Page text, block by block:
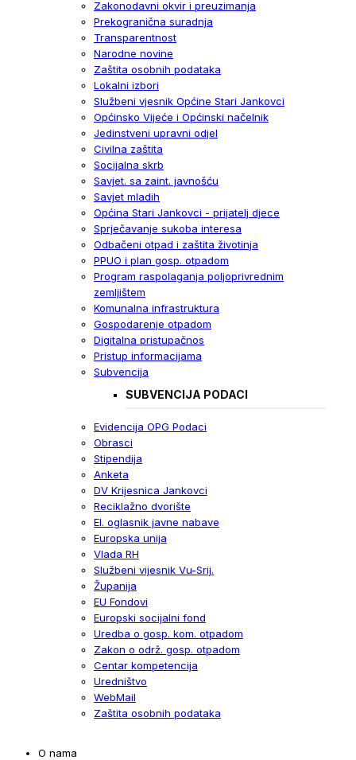
Zakonodavni okvir i preuzimanja
Prekogranična suradnja
Transparentnost
Narodne novine
Zaštita osobnih podataka
Lokalni izbori
Službeni vjesnik Općine Stari Jankovci
Općinsko Vijeće i Općinski načelnik
Jedinstveni upravni odjel
Civilna zaštita
Socijalna skrb
Savjet. sa zaint. javnošću
Savjet mladih
Općina Stari Jankovci - prijatelj djece
Sprječavanje sukoba interesa
Odbačeni otpad i zaštita životinja
PPUO i plan gosp. otpadom
Program raspolaganja poljoprivrednim
zemljištem
Komunalna infrastruktura
Gospodarenje otpadom
Digitalna pristupačnos
Pristup informacijama
Subvencija
SUBVENCIJA PODACI
Evidencija OPG Podaci
Obrasci
Stipendija
Anketa
DV Krijesnica Jankovci
Reciklažno dvorište
El. oglasnik javne nabave
Europska unija
Vlada RH
Službeni vijesnik Vu-Srij.
Županija
EU Fondovi
Europski socijalni fond
Uredba o gosp. kom. otpadom
Zakon o održ. gosp. otpadom
Centar kompetencija
Uredništvo
WebMail
Zaštita osobnih podataka
O nama